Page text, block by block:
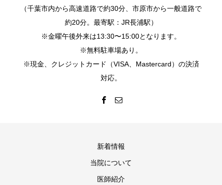
（千葉市内から高速道路で約30分、市原市から一般道路で
約20分。最寄駅：JR長浦駅）
※金曜午後外来は13:30〜15:00となります。
※無料駐車場あり。
※現金、クレジットカード（VISA、Mastercard）の決済
対応。
新着情報
当院について
医師紹介